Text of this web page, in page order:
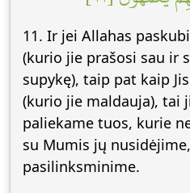
11. Ir jei Allahas
(kurio jie prašosi sau ir
supykę), taip pat kaip
(kurio jie maldauja), tai
paliekame tuos, kurie
su Mumis jų
pasilinksminime.